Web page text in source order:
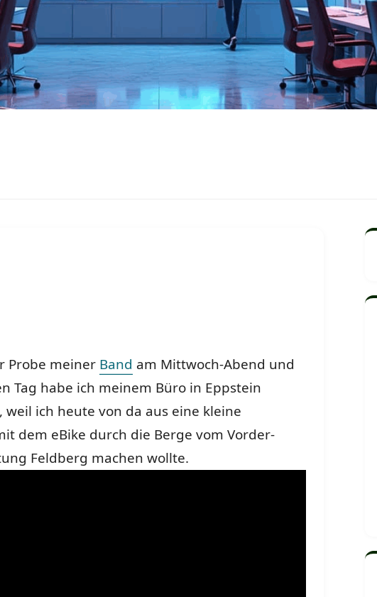
Probe meiner Band am Mittwoch-Abend und
Tag habe ich meinem Büro in Eppstein
ich heute von da aus eine kleine
dem eBike durch die Berge vom Vorder-
Feldberg machen wollte.